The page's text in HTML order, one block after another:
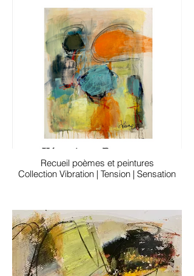
Recueil poèmes et peintures
Collection Vibration | Tension | Sensation